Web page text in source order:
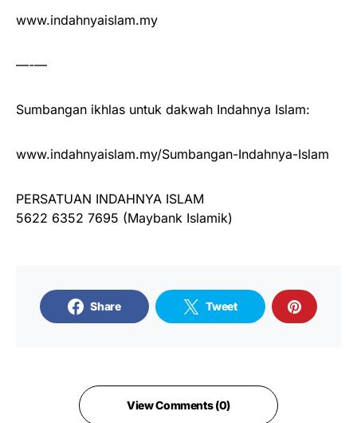
www.indahnyaislam.my
—-—
Sumbangan ikhlas untuk dakwah Indahnya Islam:
www.indahnyaislam.my/Sumbangan-Indahnya-Islam
PERSATUAN INDAHNYA ISLAM
5622 6352 7695 (Maybank Islamik)
Share Tweet
View Comments (0)